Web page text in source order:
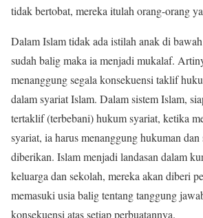
tidak bertobat, mereka itulah orang-orang
Dalam Islam tidak ada istilah anak di
sudah balig maka ia menjadi mukalaf.
menanggung segala konsekuensi taklif
dalam syariat Islam. Dalam sistem Islam,
tertaklif (terbebani) hukum syariat, ketika
syariat, ia harus menanggung hukuman
diberikan. Islam menjadi landasan dalam
keluarga dan sekolah, mereka akan diberi
memasuki usia balig tentang tanggung
konsekuensi atas setiap perbuatannya.